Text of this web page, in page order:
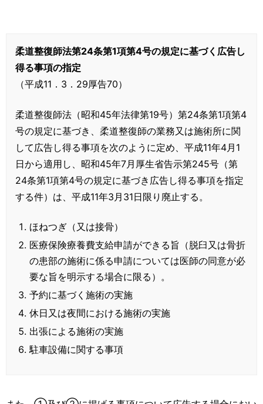
柔道整復師法第24条第1項第4号の規定に基づく広告し
得る事項の指定
（平成11．3．29厚告70）
柔道整復師法（昭和45年法律第19号）第24条第1項第4
号の規定に基づき、柔道整復師の業務又は施術所に関
して広告し得る事項を次のように定め、平成11年4月1
日から適用し、昭和45年7月厚生省告示第245号（第
24条第1項第4号の規定に基づき広告し得る事項を指定
する件）は、平成11年3月31日限り廃止する。
ほねつぎ（又は接骨）
医療保険療養費支給申請ができる旨（脱臼又は骨折
の患部の施術に係る申請については医師の同意が必
要な旨を明示する場合に限る）。
予約に基づく施術の実施
休日又は夜間における施術の実施
出張による施術の実施
駐車設備に関する事項